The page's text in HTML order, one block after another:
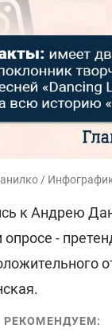
/
к Андрею
опросе -
РЕКОМЕНДУЕМ: